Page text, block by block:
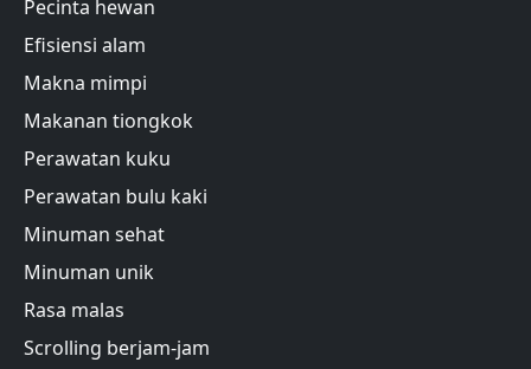
Pecinta hewan
Efisiensi alam
Makna mimpi
Makanan tiongkok
Perawatan kuku
Perawatan bulu kaki
Minuman sehat
Minuman unik
Rasa malas
Scrolling berjam-jam